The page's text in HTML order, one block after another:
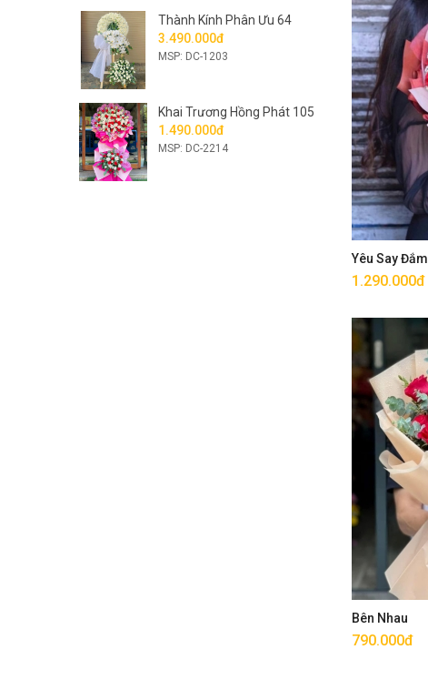
Yêu Say Đắm
1.290.000đ
Bên Nhau
790.000đ
Thành Kính Phân Ưu 64
3.490.000đ
MSP: DC-1203
Khai Trương Hồng Phát 105
1.490.000đ
MSP: DC-2214